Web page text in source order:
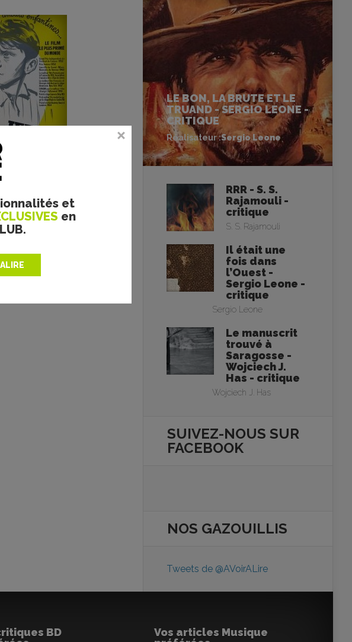
et
en
LE BON, LA BRUTE ET LE
TRUAND - SERGIO LEONE -
CRITIQUE
Réalisateur :Sergio Leone
RRR - S. S.
Rajamouli -
critique
S. S. Rajamouli
Il était une
fois dans
l’Ouest -
Sergio Leone -
critique
Sergio Leone
Le manuscrit
trouvé à
Saragosse -
Wojciech J.
Has - critique
Wojciech J. Has
SUIVEZ-NOUS SUR
FACEBOOK
NOS GAZOUILLIS
Tweets de @AVoirALire
BD
Vos articles Musique